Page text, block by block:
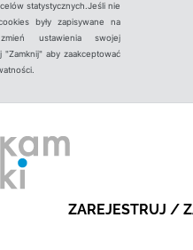
statystycznych.Jeśli nie
były zapisywane na
ustawienia swojej
"Zamknij" aby zaakceptować
ZAREJESTRUJ /